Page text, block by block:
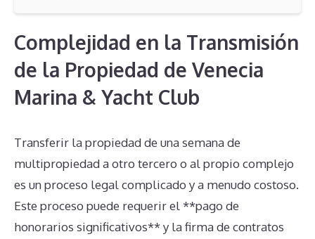
Complejidad en la Transmisión
de la Propiedad de Venecia
Marina & Yacht Club
Transferir la propiedad de una semana de
multipropiedad a otro tercero o al propio complejo
es un proceso legal complicado y a menudo costoso.
Este proceso puede requerir el **pago de
honorarios significativos** y la firma de contratos